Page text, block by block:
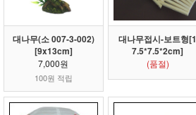
대나무(소 007-3-002)
[9x13cm]
7,000원
100원 적립
대나무접시-보트형[1
7.5*7.5*2cm]
(품절)